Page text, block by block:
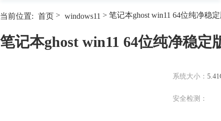
当前位置: 首页 > windows11 > 笔记本ghost win11 64位纯净稳
笔记本ghost win11 64位纯净稳定
系统大小：
安全检测：